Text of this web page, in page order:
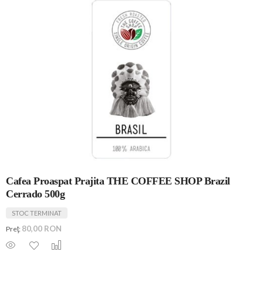
Cafea Proaspat Prajita THE COFFEE SHOP Brazil
Cerrado 500g
STOC TERMINAT
Preţ: 80,00 RON